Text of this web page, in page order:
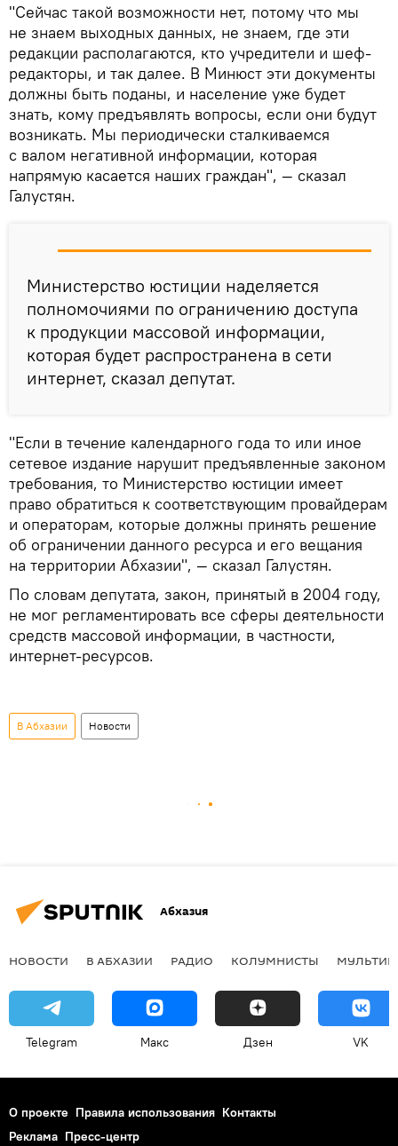
"Сейчас такой возможности нет, потому что мы
не знаем выходных данных, не знаем, где эти
редакции располагаются, кто учредители и шеф-
редакторы, и так далее. В Минюст эти документы
должны быть поданы, и население уже будет
знать, кому предъявлять вопросы, если они будут
возникать. Мы периодически сталкиваемся
с валом негативной информации, которая
напрямую касается наших граждан", — сказал
Галустян.
Министерство юстиции наделяется
полномочиями по ограничению доступа
к продукции массовой информации,
которая будет распространена в сети
интернет, сказал депутат.
"Если в течение календарного года то или иное
сетевое издание нарушит предъявленные законом
требования, то Министерство юстиции имеет
право обратиться к соответствующим провайдерам
и операторам, которые должны принять решение
об ограничении данного ресурса и его вещания
на территории Абхазии", — сказал Галустян.
По словам депутата, закон, принятый в 2004 году,
не мог регламентировать все сферы деятельности
средств массовой информации, в частности,
интернет-ресурсов.
В Абхазии Новости
Абхазия
НОВОСТИ В АБХАЗИИ РАДИО КОЛУМНИСТЫ
Telegram Макс Дзен VK
О проекте Правила использования Контакты
Реклама Пресс-центр